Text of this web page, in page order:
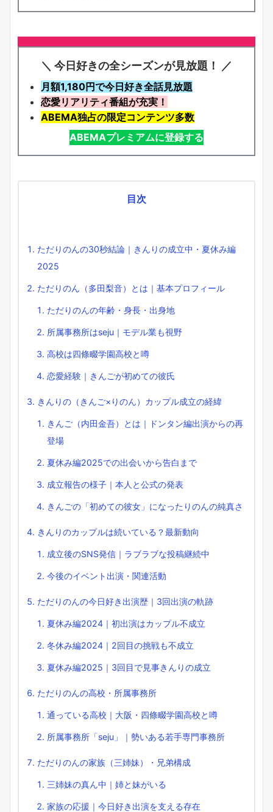
＼ 今日好きの全シーズンが見放題！ ／
月額1,180円で今日好き全話見放題
恋愛リアリティ番組が充実！
ABEMA独占の限定コンテンツ多数
ABEMAプレミアムに登録する
目次
ただりのんの30秒結論｜きんりの成立中・夏休み編
2025
ただりのん（多田梨音）とは｜基本プロフィール
ただりのんの年齢・身長・出身地
所属事務所はseju｜モデル業も視野
高校は四條畷学園高校と噂
恋愛経験｜きんごが初めての彼氏
きんりの（きんご×りのん）カップル成立の経緯
きんご（内田金吾）とは｜ドンタン編出演からの再
登場
夏休み編2025での出会いから告白まで
成立報告の様子｜本人と公式の発表
きんごの「初めての彼女」になったりのんの純真さ
きんりのカップルは続いている？最新動向
成立後のSNS発信｜ラブラブな投稿継続中
今後のイベント出演・関連活動
ただりのんの今日好き出演歴｜3回出演の軌跡
夏休み編2024｜初出演はカップル不成立
冬休み編2024｜2回目の挑戦も不成立
夏休み編2025｜3回目で見事きんりの成立
ただりのんの高校・所属事務所
通っている高校｜大阪・四條畷学園高校と噂
所属事務所「seju」｜勢いある若手専門事務所
ただりのんの家族（三姉妹）・兄弟構成
三姉妹の真ん中｜姉と妹がいる
家族の応援｜今日好き出演を支える存在